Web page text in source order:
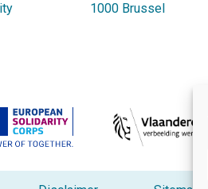
1000 Brussel